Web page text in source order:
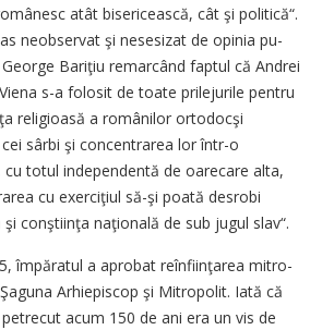
atât bisericească, cât şi politică“.
neobservat şi nesesizat de opinia pu­
Bariţiu remarcând faptul că Andrei
s-a folosit de toate prilejurile pentru
religioasă a românilor or­to­docşi
sârbi şi concentrarea lor într-o
totul independentă de oarecare alta,
cu exer­­ciţiul să-şi poată desrobi
conştiinţa naţională de sub jugul slav“.
împă­ra­tul a aprobat reînfiinţarea mi­tro­
Arhiepiscop şi Mitropolit. Iată că
acum 150 de ani era un vis de